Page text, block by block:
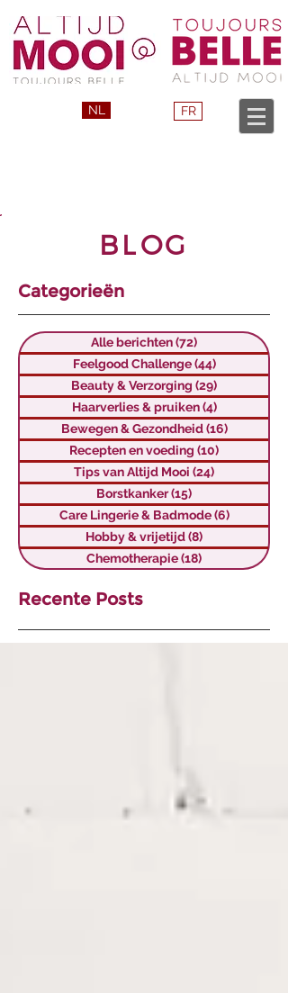
NL FR
BLOG
Alle berichten(72)
Feelgood Challenge (44)44 posts
Beauty & Verzorging (29)
Haarverlies & pruiken (4)4 posts
Bewegen & Gezondheid (16)16 posts
Recepten en voeding (10)
Tips van Altijd Mooi (24)
Borstkanker(15)
Care Lingerie & Badmode (6)6 posts
Hobby & vrijetijd(8)
Chemotherapie(18)
Recente Posts
Categorieën